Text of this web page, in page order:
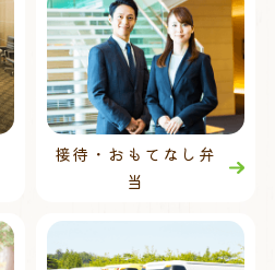
接待・おもてなし弁
当